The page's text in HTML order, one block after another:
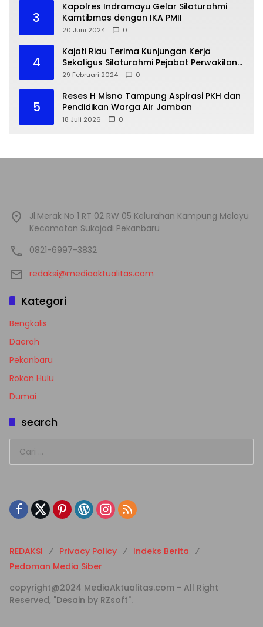
3
Kapolres Indramayu Gelar Silaturahmi
Kamtibmas dengan IKA PMII
20 Juni 2024 0
4
Kajati Riau Terima Kunjungan Kerja
Sekaligus Silaturahmi Pejabat Perwakilan
Bank Indonesia Provinsi Riau
29 Februari 2024 0
5
Reses H Misno Tampung Aspirasi PKH dan
Pendidikan Warga Air Jamban
18 Juli 2026 0
Jl.Merak No 1 RT 02 RW 05 Kelurahan Kampung Melayu
Kecamatan Sukajadi Pekanbaru
0821-6997-3832
redaksi@mediaaktualitas.com
Kategori
Bengkalis
Daerah
Pekanbaru
Rokan Hulu
Dumai
search
untuk:
REDAKSI Privacy Policy
Indeks Berita
Pedoman Media Siber
copyright@2024 MediaAktualitas.com - All Right
Reserved, "Desain by RZsoft".